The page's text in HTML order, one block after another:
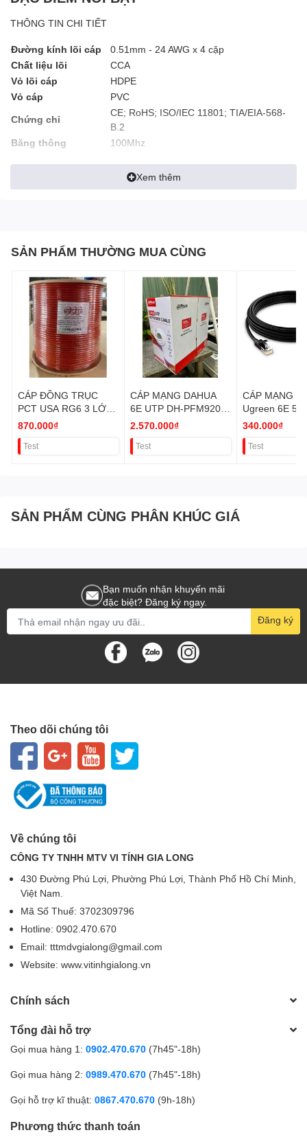
THÔNG TIN CHI TIẾT
Đường kính lõi cáp
0.51mm - 24 AWG x 4 cặp
Chất liệu lõi
CCA
Vỏ lõi cáp
HDPE
Vỏ cáp
PVC
Chứng chỉ
CE; RoHS; ISO/IEC 11801; TIA/EIA-568-
B.2
Băng thông
100Mhz
160m
Màu sắc
Trắng
Xem thêm
SẢN PHẨM THƯỜNG MUA CÙNG
CÁP ĐỒNG TRỤC
PCT USA RG6 3 LỚP
BẠC, PE VAT
870.000₫
Test
CÁP MẠNG DAHUA
6E UTP DH-PFM920I-
6UN-CN 305M VAT
2.570.000₫
Test
CÁP MẠNG
Ugreen 6E
VAT
340.000₫
Test
SẢN PHẨM CÙNG PHÂN KHÚC GIÁ
Bạn muốn nhận khuyến mãi
đặc biệt? Đăng ký ngay.
Đăng ký
Theo dõi chúng tôi
Về chúng tôi
CÔNG TY TNHH MTV VI TÍNH GIA LONG
430 Đường Phú Lợi, Phường Phú Lợi, Thành Phố Hồ Chí Minh,
Việt Nam.
Mã Số Thuế: 3702309796
Hotline: 0902.470.670
Email: tttmdvgialong@gmail.com
Website: www.vitinhgialong.vn
Chính sách
Tổng đài hỗ trợ
Gọi mua hàng 1: 0902.470.670 (7h45"-18h)
Gọi mua hàng 2: 0989.470.670 (7h45"-18h)
Gọi hỗ trợ kĩ thuật: 0867.470.670 (9h-18h)
Phương thức thanh toán